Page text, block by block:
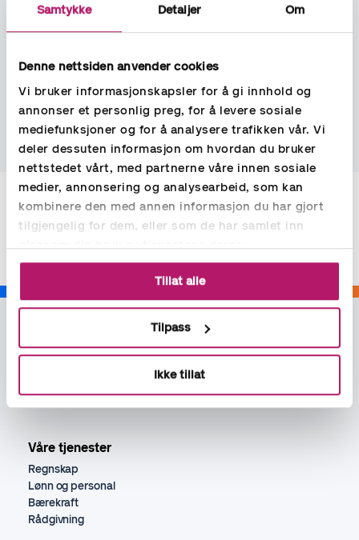
Samtykke Detaljer Om
Denne nettsiden anvender cookies
Vi bruker informasjonskapsler for å gi innhold og
annonser et personlig preg, for å levere sosiale
mediefunksjoner og for å analysere trafikken vår. Vi
deler dessuten informasjon om hvordan du bruker
nettstedet vårt, med partnerne våre innen sosiale
medier, annonsering og analysearbeid, som kan
kombinere den med annen informasjon du har gjort
tilgjengelig for dem, eller som de har samlet inn
gjennom din bruk av tjenestene deres.
Tillat alle
Tilpass
Ikke tillat
Ta kontakt med:
kyrre.bilben@accountor.no
Mariann.Nilsskog@accountor.n
Share
Våre tjenester
Regnskap
Lønn og personal
Bærekraft
Rådgivning